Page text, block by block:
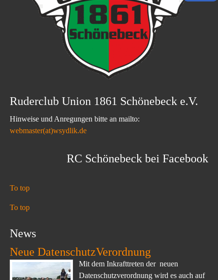
Ruderclub Union 1861 Schönebeck e.V.
Hinweise und Anregungen bitte an mailto:
webmaster(at)wsydlik.de
RC Schönebeck bei Facebook
To top
To top
News
Neue DatenschutzVerordnung
Mit dem Inkrafttreten der neuen
Datenschutzverordnung wird es auch auf